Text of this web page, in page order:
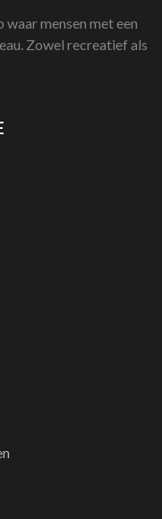
mensen met een
Zowel recreatief als